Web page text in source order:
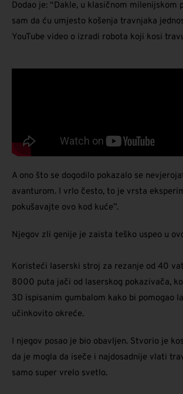
Dodao je: “Dakle, u klasičnom milenijskom
sam da ću umjesto košenja travnjaka
YouTube video o izradi robota koji kosi
A ono što se dogodilo pokazalo se
avanturom. I vrlo često, to je vrsta
pokušavajte ovo kod kuće”.
Njegov zli genije je zaista teško uspeo u
Koristeći laserski stroj za rezanje od 40
8000 puta jači od laserskog pokazivača,
3D ispisanim gumbalom kako bi pomogao
učinkovito okreće.
I njegov posao je bio obavljen. Stvorio je
da je mogla da iseče i najdosadnije vlati
samo super vrelo svetlo.